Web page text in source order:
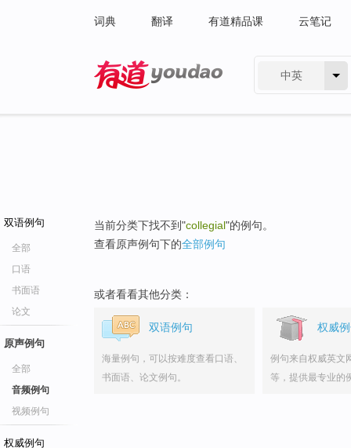
词典 翻译 有道精品课 云笔记
中英
双语例句
全部
口语
书面语
论文
原声例句
全部
音频例句
视频例句
权威例句
当前分类下找不到"collegial"的例句。
查看原声例句下的全部例句
或者看看其他分类：
双语例句
海量例句，可以按难度查看口语、
书面语、论文例句。
权威
例句来自权威英文
等，提供最专业的